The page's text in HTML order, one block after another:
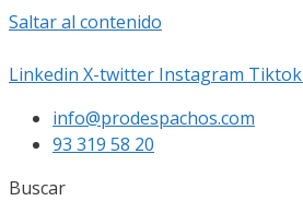
Saltar al contenido
Linkedin X-twitter Instagram Tiktok
info@prodespachos.com
93 319 58 20
Buscar